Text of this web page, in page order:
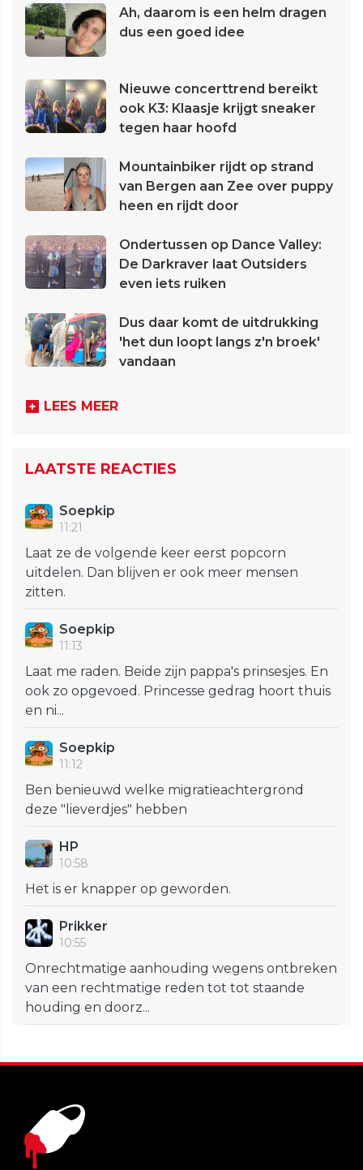
Ah, daarom is een helm dragen
dus een goed idee
Nieuwe concerttrend bereikt
ook K3: Klaasje krijgt sneaker
tegen haar hoofd
Mountainbiker rijdt op strand
van Bergen aan Zee over puppy
heen en rijdt door
Ondertussen op Dance Valley:
De Darkraver laat Outsiders
even iets ruiken
Dus daar komt de uitdrukking
'het dun loopt langs z'n broek'
vandaan
LEES MEER
LAATSTE REACTIES
Soepkip
11:21
Laat ze de volgende keer eerst popcorn
uitdelen. Dan blijven er ook meer mensen
zitten.
Soepkip
11:13
Laat me raden. Beide zijn pappa's prinsesjes. En
ook zo opgevoed. Princesse gedrag hoort thuis
en ni...
Soepkip
11:12
Ben benieuwd welke migratieachtergrond
deze "lieverdjes" hebben
HP
10:58
Het is er knapper op geworden.
Prikker
10:55
Onrechtmatige aanhouding wegens ontbreken
van een rechtmatige reden tot tot staande
houding en doorz...